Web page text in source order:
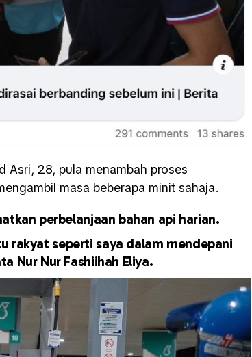
Asri, 28, pula menambah proses
masa beberapa minit sahaja.
perbelanjaan bahan api harian.
rakyat seperti saya dalam mendepani
Nur Nur Fashiihah Eliya.